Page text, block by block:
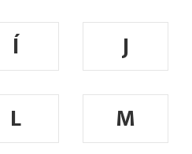
Í
J
L
M